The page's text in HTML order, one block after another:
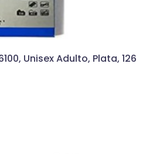
Unisex Adulto, Plata, 126